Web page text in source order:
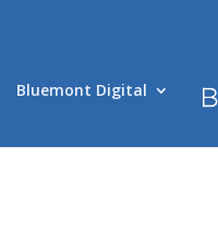
Bluemont Digital